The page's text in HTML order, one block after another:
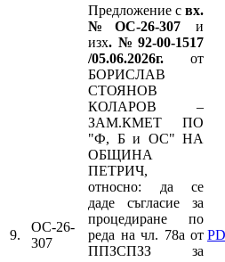
9.
ОС-26-
307
Предложение с вх.
№ОС-26-307и
изх.№92-00-1517
/05.06.2026г. от
БОРИСЛАВ
СТОЯНОВ
КОЛАРОВ –
ЗАМ.КМЕТ ПО
"Ф, Б и ОС" НА
ОБЩИНА
ПЕТРИЧ,
относно: да се
даде съгласие за
процедиране по
реда на чл. 78а от
ППЗСПЗЗ за